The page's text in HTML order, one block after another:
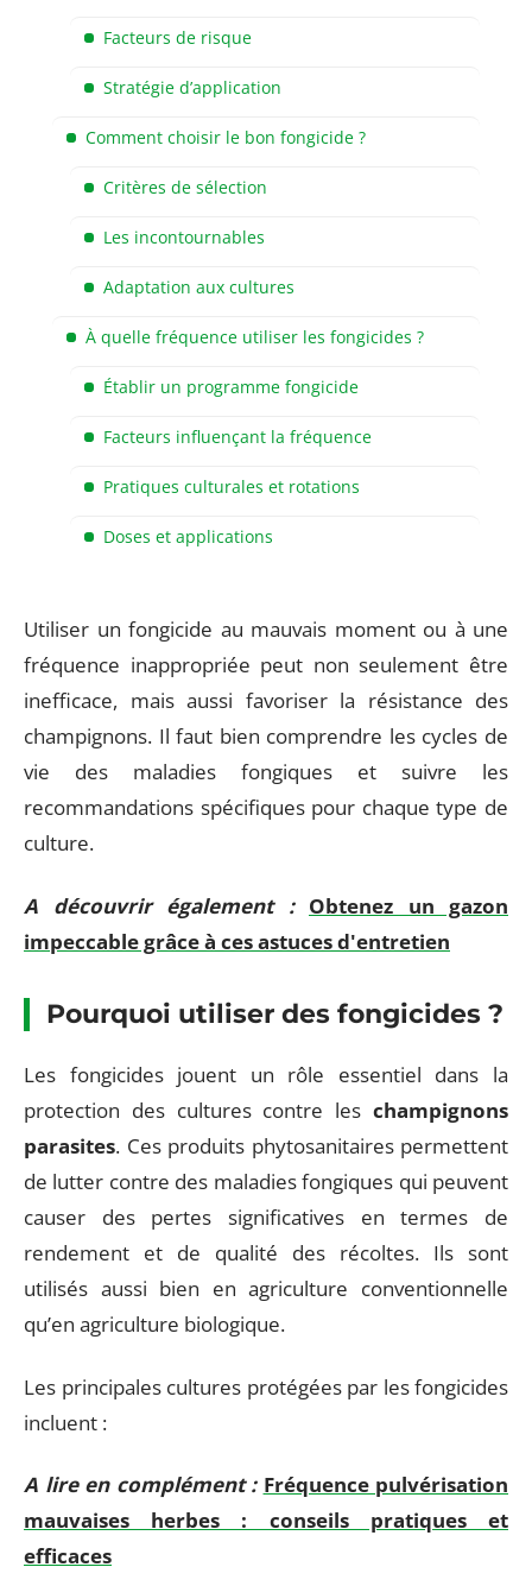
Facteurs de risque
Stratégie d’application
Comment choisir le bon fongicide ?
Critères de sélection
Les incontournables
Adaptation aux cultures
À quelle fréquence utiliser les fongicides ?
Établir un programme fongicide
Facteurs influençant la fréquence
Pratiques culturales et rotations
Doses et applications
Utiliser un fongicide au mauvais moment ou à une
fréquence inappropriée peut non seulement être
inefficace, mais aussi favoriser la résistance des
champignons. Il faut bien comprendre les cycles de
vie des maladies fongiques et suivre les
recommandations spécifiques pour chaque type de
culture.
A découvrir également : Obtenez un gazon
impeccable grâce à ces astuces d'entretien
Pourquoi utiliser des fongicides ?
Les fongicides jouent un rôle essentiel dans la
protection des cultures contre les champignons
parasites. Ces produits phytosanitaires permettent
de lutter contre des maladies fongiques qui peuvent
causer des pertes significatives en termes de
rendement et de qualité des récoltes. Ils sont
utilisés aussi bien en agriculture conventionnelle
qu’en agriculture biologique.
Les principales cultures protégées par les fongicides
incluent :
A lire en complément : Fréquence pulvérisation
mauvaises herbes : conseils pratiques et
efficaces